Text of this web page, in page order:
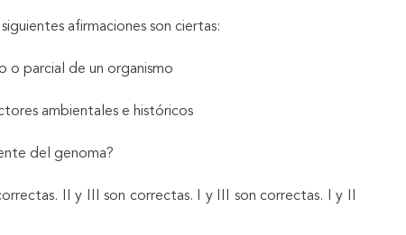
afirmaciones son ciertas:
o parcial de un organismo
ambientales e históricos
del genoma?
II y III son correctas. I y III son correctas. I y II